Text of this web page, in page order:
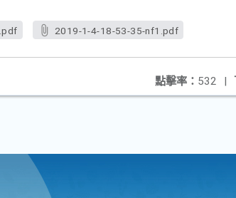
2019-1-4-18-53-35-nf1.pdf
點擊率： 532 |